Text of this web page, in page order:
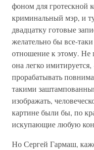
фоном для гротескной
криминальный мэр, и
двадцатку готовые
желательно бы все-
отношение к этому.
она легко
прорабатывать
такими
изображать,
картине были бы, по
искупающие любую
Но Сергей Гармаш,